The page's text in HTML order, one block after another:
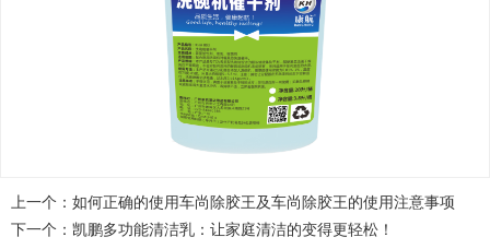
上一个： 如何正确的使用车尚除胶王及车尚除胶王的使用注意事项
下一个： 凯鹏多功能清洁乳：让家庭清洁的变得更轻松！